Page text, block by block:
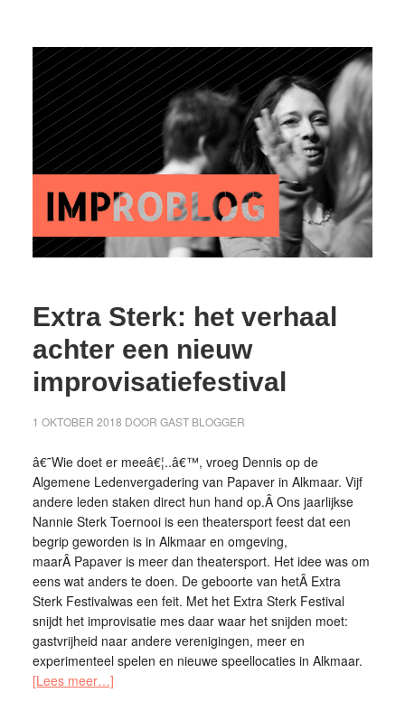
Extra Sterk: het verhaal
achter een nieuw
improvisatiefestival
1 OKTOBER 2018 DOOR GAST BLOGGER
â€˜Wie doet er meeâ€¦..â€™, vroeg Dennis op de
Algemene Ledenvergadering van Papaver in Alkmaar. Vijf
andere leden staken direct hun hand op.Â Ons jaarlijkse
Nannie Sterk Toernooi is een theatersport feest dat een
begrip geworden is in Alkmaar en omgeving,
maarÂ Papaver is meer dan theatersport. Het idee was om
eens wat anders te doen. De geboorte van hetÂ Extra
Sterk Festivalwas een feit. Met het Extra Sterk Festival
snijdt het improvisatie mes daar waar het snijden moet:
gastvrijheid naar andere verenigingen, meer en
experimenteel spelen en nieuwe speellocaties in Alkmaar.
[Lees meer…]